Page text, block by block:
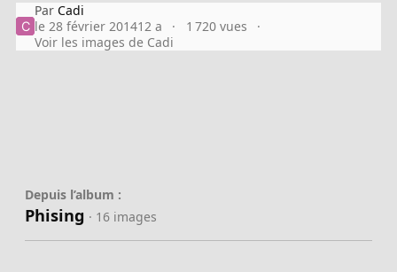
ParCadi
le 28 février 201412 a
1 720 vues
Voir les images de Cadi
Depuis l’album :
Phising · 16 images